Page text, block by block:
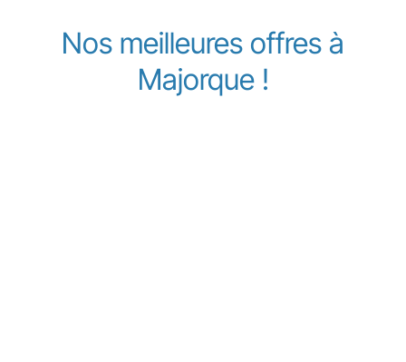
Nos meilleures offres à
Majorque !